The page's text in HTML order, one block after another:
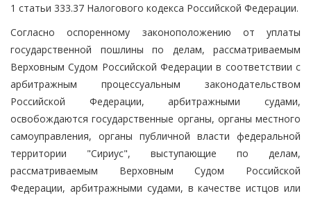
1 статьи 333.37 Налогового кодекса Российской Федерации.
Согласно оспоренному законоположению от уплаты
государственной пошлины по делам, рассматриваемым
Верховным Судом Российской Федерации в соответствии с
арбитражным процессуальным законодательством
Российской Федерации, арбитражными судами,
освобождаются государственные органы, органы местного
самоуправления, органы публичной власти федеральной
территории "Сириус", выступающие по делам,
рассматриваемым Верховным Судом Российской
Федерации, арбитражными судами, в качестве истцов или